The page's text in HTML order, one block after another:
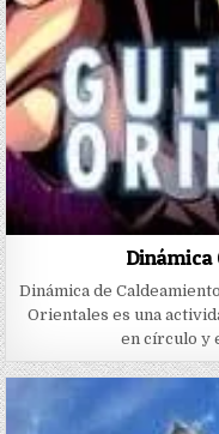
Dinámica
Dinámica de
Orientales es una
en círculo y